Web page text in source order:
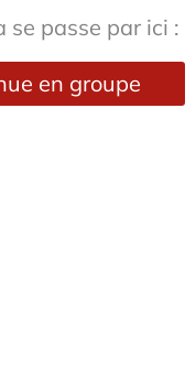
se passe par ici :
en groupe